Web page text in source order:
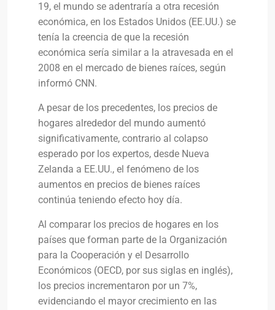
19, el mundo se adentraría a otra recesión
económica, en los Estados Unidos (EE.UU.) se
tenía la creencia de que la recesión
económica sería similar a la atravesada en el
2008 en el mercado de bienes raíces, según
informó CNN.
A pesar de los precedentes, los precios de
hogares alrededor del mundo aumentó
significativamente, contrario al colapso
esperado por los expertos, desde Nueva
Zelanda a EE.UU., el fenómeno de los
aumentos en precios de bienes raíces
continúa teniendo efecto hoy día.
Al comparar los precios de hogares en los
países que forman parte de la Organización
para la Cooperación y el Desarrollo
Económicos (OECD, por sus siglas en inglés),
los precios incrementaron por un 7%,
evidenciando el mayor crecimiento en las